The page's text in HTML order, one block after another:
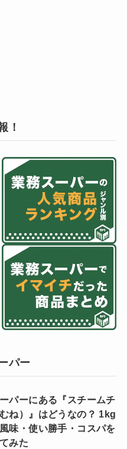
！
パー
パーにある『スチームチ
ね）』はどうなの？ 1kg
味・使い勝手・コスパを
みた